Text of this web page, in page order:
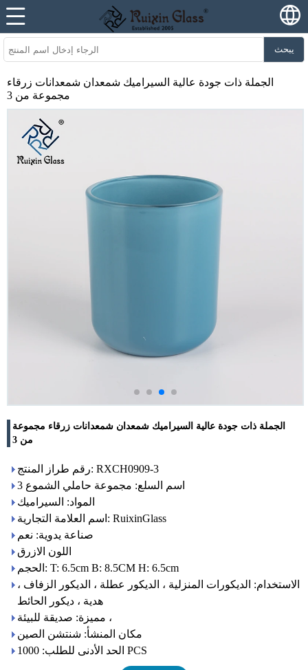
يبحث
الجملة ذات جودة عالية السيراميك شمعدان شمعدانات زرقاء
مجموعة من 3
الجملة ذات جودة عالية السيراميك شمعدان شمعدانات زرقاء مجموعة
من 3
رقم طراز المنتج: RXCH0909-3
اسم السلع: مجموعة حاملي الشموع 3
المواد: السيراميك
اسم العلامة التجارية: RuixinGlass
صناعة يدوية: نعم
اللون الازرق
الحجم: T: 6.5cm B: 8.5CM H: 6.5cm
الاستخدام: الديكورات المنزلية ، الديكور عطلة ، الديكور الزفاف ،
هدية ، ديكور الحائط
مميزة: صديقة للبيئة ،
مكان المنشأ: شنتشن الصين
الحد الأدنى للطلب: 1000 PCS